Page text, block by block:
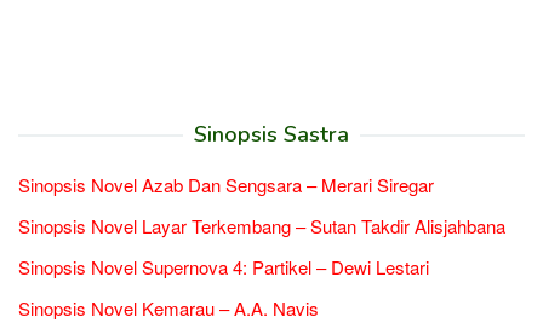
Sinopsis Sastra
Sinopsis Novel Azab Dan Sengsara – Merari Siregar
Sinopsis Novel Layar Terkembang – Sutan Takdir Alisjahbana
Sinopsis Novel Supernova 4: Partikel – Dewi Lestari
Sinopsis Novel Kemarau – A.A. Navis